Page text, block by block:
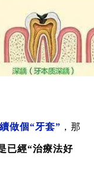
做個“牙套” ，那
已經“治療法好